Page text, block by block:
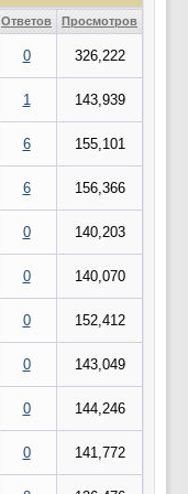
Ответов Просмотров
0 326,222
1 143,939
6 155,101
6 156,366
0 140,203
0 140,070
0 152,412
0 143,049
0 144,246
0 141,772